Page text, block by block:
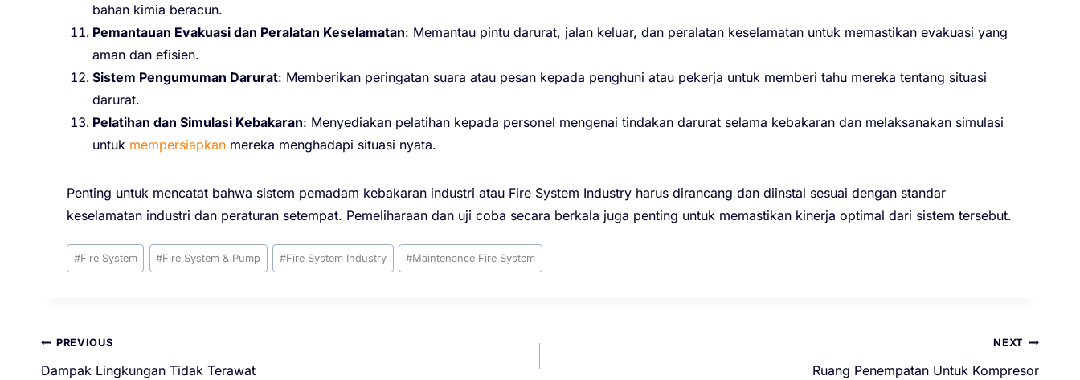
bahan kimia beracun.
Pemantauan Evakuasi dan Peralatan Keselamatan: Memantau pintu darurat, jalan keluar, dan peralatan keselamatan untuk memastikan evakuasi yang
aman dan efisien.
Sistem Pengumuman Darurat: Memberikan peringatan suara atau pesan kepada penghuni atau pekerja untuk memberi tahu mereka tentang situasi
darurat.
Pelatihan dan Simulasi Kebakaran: Menyediakan pelatihan kepada personel mengenai tindakan darurat selama kebakaran dan melaksanakan simulasi
untuk mempersiapkan mereka menghadapi situasi nyata.
Penting untuk mencatat bahwa sistem pemadam kebakaran industri atau Fire System Industry harus dirancang dan diinstal sesuai dengan standar
keselamatan industri dan peraturan setempat. Pemeliharaan dan uji coba secara berkala juga penting untuk memastikan kinerja optimal dari sistem tersebut.
#Fire System #Fire System & Pump #Fire System Industry #Maintenance Fire System
PREVIOUS
Dampak Lingkungan Tidak Terawat
NEXT
Ruang Penempatan Untuk Kompresor